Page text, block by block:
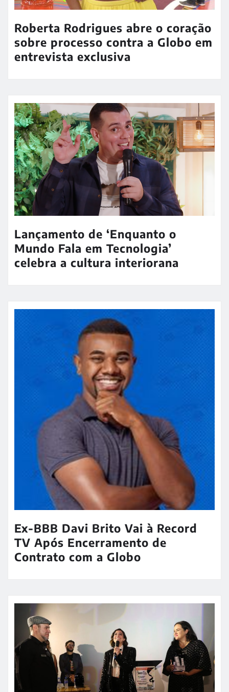
Roberta Rodrigues abre o coração
sobre processo contra a Globo em
entrevista exclusiva
Lançamento de ‘Enquanto o
Mundo Fala em Tecnologia’
celebra a cultura interiorana
Ex-BBB Davi Brito Vai à Record
TV Após Encerramento de
Contrato com a Globo